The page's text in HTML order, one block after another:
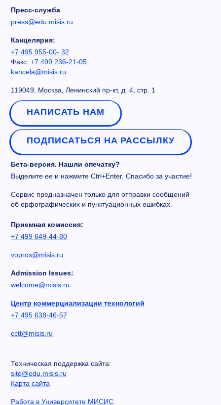
Пресс-служба
press@edu.misis.ru
Канцелярия:
+7 495 955-00- 32
Факс: +7 499 236-21-05
kancela@misis.ru
119049, Москва, Ленинский пр-кт, д. 4, стр. 1
НАПИСАТЬ НАМ
ПОДПИСАТЬСЯ НА РАССЫЛКУ
Бета-версия. Нашли опечатку?
Выделите ее и нажмите Ctrl+Enter. Спасибо за участие!
Сервис предназначен только для отправки сообщений
об орфографических и пунктуационных ошибках.
Приемная комиссия:
+7 499 649-44-80
vopros@misis.ru
Admission Issues:
welcome@misis.ru
Центр коммерциализации технологий
+7 495 638-46-57
cctt@misis.ru
Техническая поддержка сайта:
site@edu.misis.ru
Карта сайта
Работа в Университете МИСИС